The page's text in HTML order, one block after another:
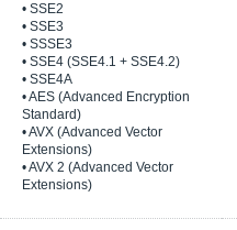
• SSE2
• SSE3
• SSSE3
• SSE4 (SSE4.1 + SSE4.2)
• SSE4A
• AES (Advanced Encryption
Standard)
• AVX (Advanced Vector
Extensions)
• AVX 2 (Advanced Vector
Extensions)